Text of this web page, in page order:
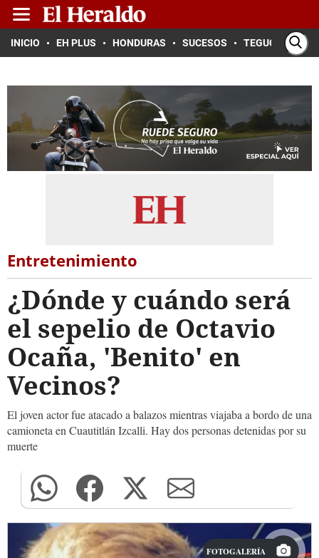
INICIO EH PLUS HONDURAS SUCESOS TEGUCIGALPA
Entretenimiento
¿Dónde y cuándo será
el sepelio de Octavio
Ocaña, 'Benito' en
Vecinos?
El joven actor fue atacado a balazos mientras viajaba a bordo de una
camioneta en Cuautitlán Izcalli. Hay dos personas detenidas por su
muerte
FOTOGALERÍA